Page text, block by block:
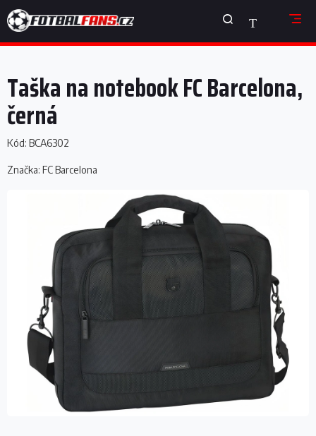
na
obsah
NÁKUPNÍ
KOŠÍK
Taška na notebook FC Barcelona,
černá
Kód: BCA6302
Značka: FC Barcelona